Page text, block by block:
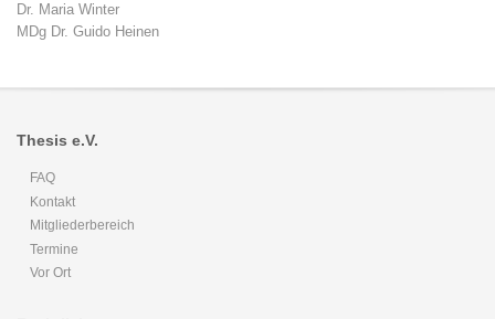
Dr. Maria Winter
MDg Dr. Guido Heinen
Thesis e.V.
FAQ
Kontakt
Mitgliederbereich
Termine
Vor Ort